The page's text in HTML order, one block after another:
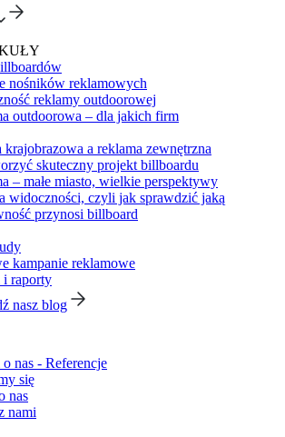
nośników reklamowych
reklamy outdoorowej
outdoorowa – dla jakich firm
krajobrazowa a reklama zewnętrzna
skuteczny projekt billboardu
– małe miasto, wielkie perspektywy
widoczności, czyli jak sprawdzić jaką
przynosi billboard
kampanie reklamowe
raporty
nasz blog
nas - Referencje
się
nas
nami